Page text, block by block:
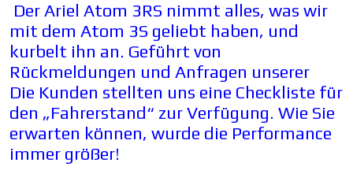
Der Ariel Atom 3RS nimmt alles, was wir
mit dem Atom 3S geliebt haben, und
kurbelt ihn an. Geführt von
Rückmeldungen und Anfragen unserer
Die Kunden stellten uns eine Checkliste für
den „Fahrerstand“ zur Verfügung. Wie Sie
erwarten können, wurde die Performance
immer größer!